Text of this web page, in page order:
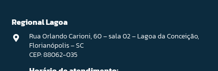
Regional Lagoa
Rua Orlando Carioni, 60 – sala 02 – Lagoa da Conceição,
Florianópolis – SC
CEP: 88062-035